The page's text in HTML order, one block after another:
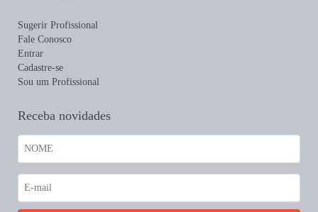
Sugerir Profissional
Fale Conosco
Entrar
Cadastre-se
Sou um Profissional
Receba novidades